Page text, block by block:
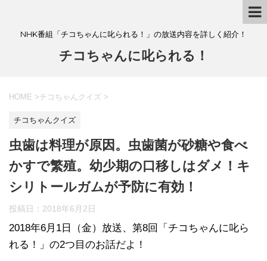
NHK番組「チコちゃんに叱られる！」の放送内容を詳しく紹介！
チコちゃんに叱られる！
HOME >チコちゃんクイズ >
チコちゃんクイズ
虫歯は料理が原因。虫歯菌が砂糖や食べ
かすで繁殖。幼少期の口移しはダメ！キ
シリトールガムが予防に有効！
投稿日： 2018年6月2日
​2018年6月1日（金）放送、第8回「チコちゃんに叱ら
れる！」の2つ目のお話だよ！